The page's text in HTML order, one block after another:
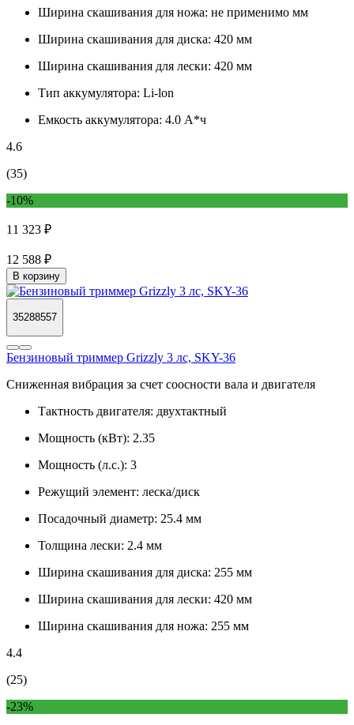
Ширина скашивания для ножа: не применимо мм
Ширина скашивания для диска: 420 мм
Ширина скашивания для лески: 420 мм
Тип аккумулятора: Li-lon
Емкость аккумулятора: 4.0 А*ч
4.6
(35)
-10%
11 323 ₽
12 588 ₽
В корзину
35288557
Бензиновый триммер Grizzly 3 лс, SKY-36
Сниженная вибрация за счет соосности вала и двигателя
Тактность двигателя: двухтактный
Мощность (кВт): 2.35
Мощность (л.с.): 3
Режущий элемент: леска/диск
Посадочный диаметр: 25.4 мм
Толщина лески: 2.4 мм
Ширина скашивания для диска: 255 мм
Ширина скашивания для лески: 420 мм
Ширина скашивания для ножа: 255 мм
4.4
(25)
-23%